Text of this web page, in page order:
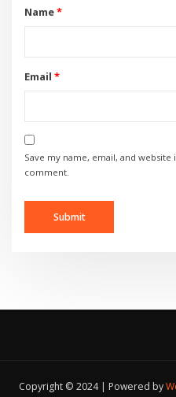
Name*
Email *
Save my name, email, and
comment.
Copyright © 2024 | Powered by